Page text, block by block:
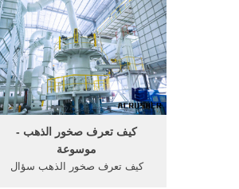
مربع, مكتوبة على ورق الذهب أو,
كيفية جعل بطاقة كيفية جعل نموذج
من كسارة الفحمكيفية جعل صغيرة
كسارة ...
كيف تعرف صخور الذهب -
موسوعة
كيف تعرف صخور الذهب سؤال